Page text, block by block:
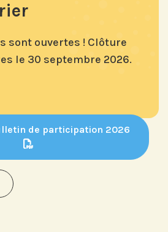
sont ouvertes ! Clôture
le 30 septembre 2026.
de participation 2026